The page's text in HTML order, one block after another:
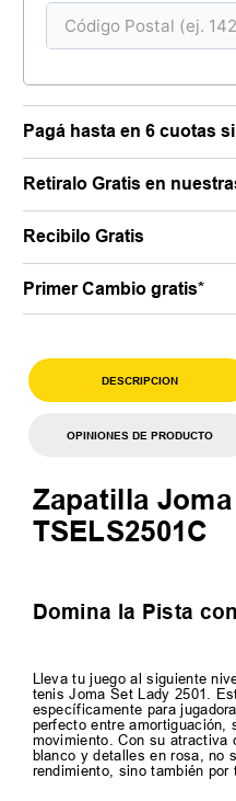
Pagá hasta en 6 cuotas
Retiralo Gratis en
Recibilo Gratis
Primer Cambio gratis*
DESCRIPCION
OPINIONES DE PRODUCTO
Zapatilla
TSELS2501C
Domina la Pista
Lleva tu juego al siguiente
tenis Joma Set Lady 2501.
específicamente para
perfecto entre amortiguación,
movimiento. Con su atractiva
blanco y detalles en rosa, no
rendimiento, sino también por